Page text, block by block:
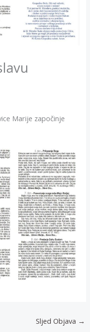
Marije započinje
Sljed Objava →